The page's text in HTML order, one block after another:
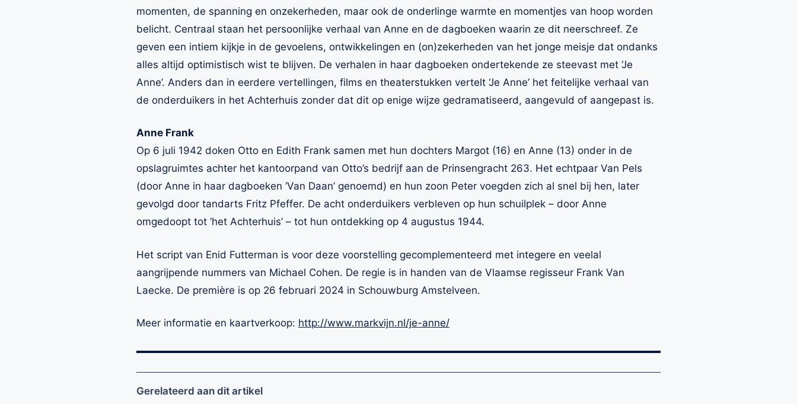
momenten, de spanning en onzekerheden, maar ook de onderlinge warmte en momentjes van hoop worden
belicht. Centraal staan het persoonlijke verhaal van Anne en de dagboeken waarin ze dit neerschreef. Ze
geven een intiem kijkje in de gevoelens, ontwikkelingen en (on)zekerheden van het jonge meisje dat ondanks
alles altijd optimistisch wist te blijven. De verhalen in haar dagboeken ondertekende ze steevast met ‘Je
Anne’. Anders dan in eerdere vertellingen, films en theaterstukken vertelt ‘Je Anne’ het feitelijke verhaal van
de onderduikers in het Achterhuis zonder dat dit op enige wijze gedramatiseerd, aangevuld of aangepast is.
Anne Frank
Op 6 juli 1942 doken Otto en Edith Frank samen met hun dochters Margot (16) en Anne (13) onder in de
opslagruimtes achter het kantoorpand van Otto’s bedrijf aan de Prinsengracht 263. Het echtpaar Van Pels
(door Anne in haar dagboeken ‘Van Daan’ genoemd) en hun zoon Peter voegden zich al snel bij hen, later
gevolgd door tandarts Fritz Pfeffer. De acht onderduikers verbleven op hun schuilplek – door Anne
omgedoopt tot ‘het Achterhuis’ – tot hun ontdekking op 4 augustus 1944.
Het script van Enid Futterman is voor deze voorstelling gecomplementeerd met integere en veelal
aangrijpende nummers van Michael Cohen. De regie is in handen van de Vlaamse regisseur Frank Van
Laecke. De première is op 26 februari 2024 in Schouwburg Amstelveen.
Meer informatie en kaartverkoop: http://www.markvijn.nl/je-anne/
Gerelateerd aan dit artikel